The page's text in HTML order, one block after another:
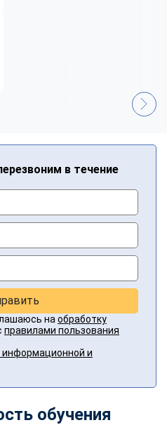
в течение
на обработку
правилами пользования
информационной и
обучения